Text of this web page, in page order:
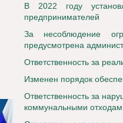
В 2022 году
предпринимателей
За несоблюдение
предусмотрена
Ответственность за
Изменен порядок
Ответственность за
коммунальными